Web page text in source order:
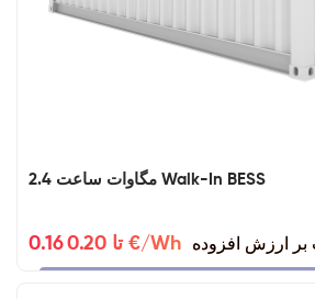
2.4 مگاوات ساعت Walk-In BESS
0.16 تا 0.20 €/Wh بر ارزش افزوده